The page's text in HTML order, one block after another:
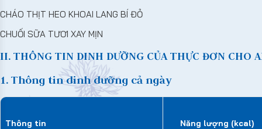
CHÁO THỊT HEO KHOAI LANG BÍ ĐỎ
CHUỐI SỮA TƯƠI XAY MỊN
II. THÔNG TIN DINH DƯỠNG CỦA THỰC ĐƠN CHO
1. Thông tin dinh dưỡng cả ngày
Thông tin Năng lượng (kcal)